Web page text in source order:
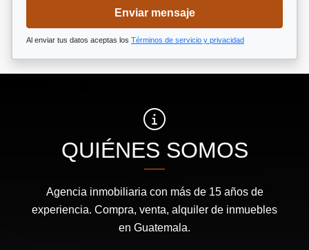
Enviar mensaje
Al enviar tus datos aceptas los Términos de servicio y privacidad
QUIÉNES SOMOS
Agencia inmobiliaria con más de 15 años de
experiencia. Compra, venta, alquiler de inmuebles
en Guatemala.